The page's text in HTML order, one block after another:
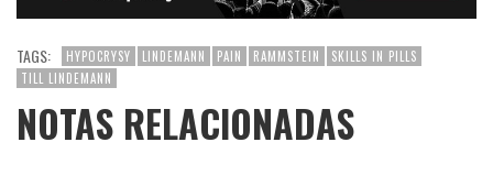
TAGS: HYPOCRYSY LINDEMANN PAIN RAMMSTEIN
SKILLS IN PILLS
TILL LINDEMANN
NOTAS RELACIONADAS